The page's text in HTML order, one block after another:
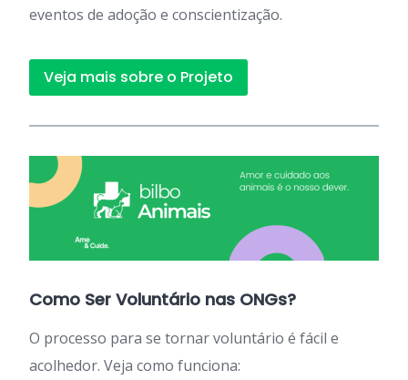
eventos de adoção e conscientização.
Veja mais sobre o Projeto
Como Ser Voluntário nas ONGs?
O processo para se tornar voluntário é fácil e
acolhedor. Veja como funciona: